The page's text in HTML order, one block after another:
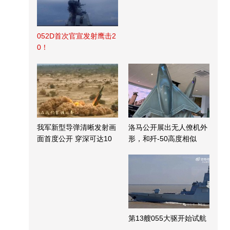
052D首次官宣发射鹰击2
0！
我军新型导弹清晰发射画
面首度公开 穿深可达10
洛马公开展出无人僚机外
形，和歼-50高度相似
第13艘055大驱开始试航